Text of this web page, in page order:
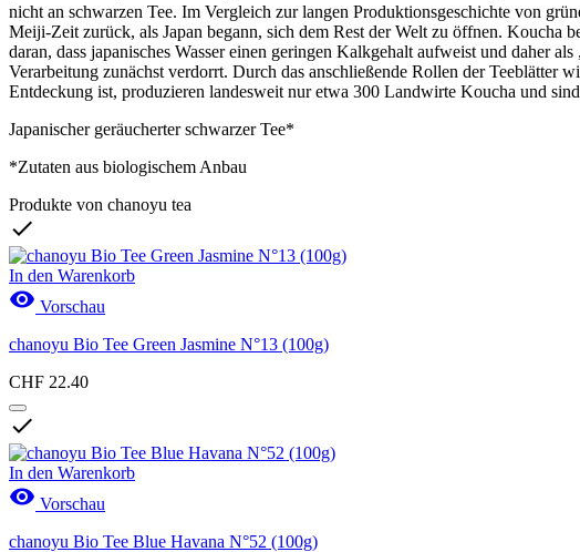
nicht an schwarzen Tee. Im Vergleich zur langen Produktionsgeschichte von
Meiji-Zeit zurück, als Japan begann, sich dem Rest der Welt zu öffnen. Koucha
daran, dass japanisches Wasser einen geringen Kalkgehalt aufweist und daher
Verarbeitung zunächst verdorrt. Durch das anschließende Rollen der Teeblätter
Entdeckung ist, produzieren landesweit nur etwa 300 Landwirte Koucha und
Japanischer geräucherter schwarzer Tee*
*Zutaten aus biologischem Anbau
Produkte von chanoyu tea

In den Warenkorb
 Vorschau
chanoyu Bio Tee Green Jasmine N°13 (100g)
CHF 22.40

In den Warenkorb
 Vorschau
chanoyu Bio Tee Blue Havana N°52 (100g)